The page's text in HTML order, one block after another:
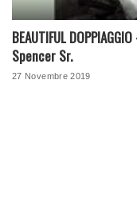
BEAUTIFUL
Spencer Sr.
27 Novembre 2019